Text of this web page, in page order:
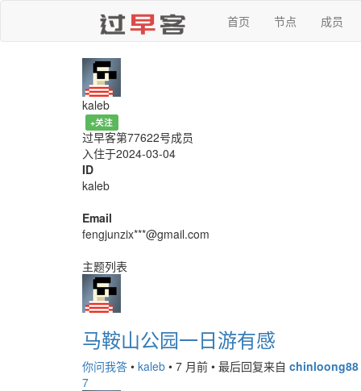
首页 节点 成员
kaleb
+关注
过早客第77622号成员
入住于2024-03-04
ID
kaleb
Email
fengjunzix***@gmail.com
主题列表
马鞍山公园一日游有感
你问我答 • kaleb • 7 月前 • 最后回复来自 chinloong88
7